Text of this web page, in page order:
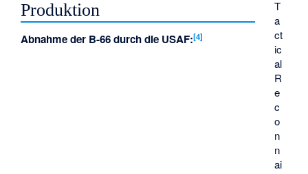
T
a
ct
ic
al
R
e
c
o
n
n
ai
Produktion
Abnahme der B-66 durch die USAF:[4]